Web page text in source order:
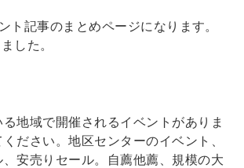
ト記事のまとめページになります。
した。
地域で開催されるイベントがありま
ださい。地区センターのイベント、
安売りセール。自薦他薦、規模の大